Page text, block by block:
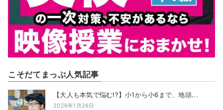
こそだてまっぷ人気記事
【大人も本気で悩む!?】小1から小6まで、地頭...
2026年1月26日